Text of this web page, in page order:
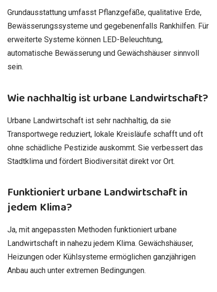
Grundausstattung umfasst Pflanzgefäße, qualitative Erde,
Bewässerungssysteme und gegebenenfalls Rankhilfen. Für
erweiterte Systeme können LED-Beleuchtung,
automatische Bewässerung und Gewächshäuser sinnvoll
sein.
Wie nachhaltig ist urbane Landwirtschaft?
Urbane Landwirtschaft ist sehr nachhaltig, da sie
Transportwege reduziert, lokale Kreisläufe schafft und oft
ohne schädliche Pestizide auskommt. Sie verbessert das
Stadtklima und fördert Biodiversität direkt vor Ort.
Funktioniert urbane Landwirtschaft in
jedem Klima?
Ja, mit angepassten Methoden funktioniert urbane
Landwirtschaft in nahezu jedem Klima. Gewächshäuser,
Heizungen oder Kühlsysteme ermöglichen ganzjährigen
Anbau auch unter extremen Bedingungen.